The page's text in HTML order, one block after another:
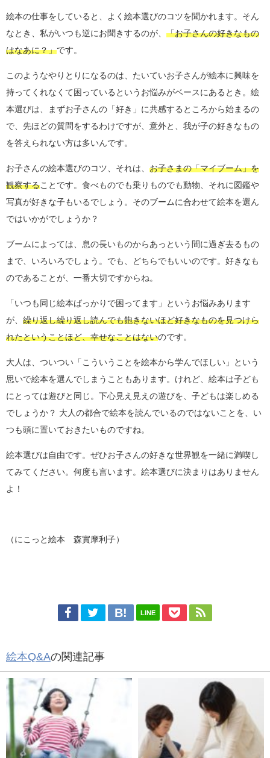
絵本の仕事をしていると、よく絵本選びのコツを聞かれます。そん
なとき、私がいつも逆にお聞きするのが、 「お子さんの好きなもの
はなあに？」です。
このようなやりとりになるのは、たいていお子さんが絵本に興味を
持ってくれなくて困っているというお悩みがベースにあるとき。絵
本選びは、まずお子さんの「好き」に共感するところから始まるの
で、先ほどの質問をするわけですが、意外と、我が子の好きなもの
を答えられない方は多いんです。
お子さんの絵本選びのコツ、それは、 お子さまの「マイブーム」を
観察することです。食べものでも乗りものでも動物、それに図鑑や
写真が好きな子もいるでしょう。そのブームに合わせて絵本を選ん
ではいかがでしょうか？
ブームによっては、息の長いものからあっという間に過ぎ去るもの
まで、いろいろでしょう。でも、どちらでもいいのです。好きなも
のであることが、一番大切ですからね。
「いつも同じ絵本ばっかりで困ってます」というお悩みあります
が、 繰り返し繰り返し読んでも飽きないほど好きなものを見つけら
れたということほど、幸せなことはないのです。
大人は、ついつい「こういうことを絵本から学んでほしい」という
思いで絵本を選んでしまうこともあります。けれど、絵本は子ども
にとっては遊びと同じ。下心見え見えの遊びを、子どもは楽しめる
でしょうか？ 大人の都合で絵本を読んでいるのではないことを、い
つも頭に置いておきたいものですね。
絵本選びは自由です。ぜひお子さんの好きな世界観を一緒に満喫し
てみてください。何度も言います。絵本選びに決まりはありません
よ！
（にこっと絵本 森實摩利子）
LINE
絵本Q&Aの関連記事